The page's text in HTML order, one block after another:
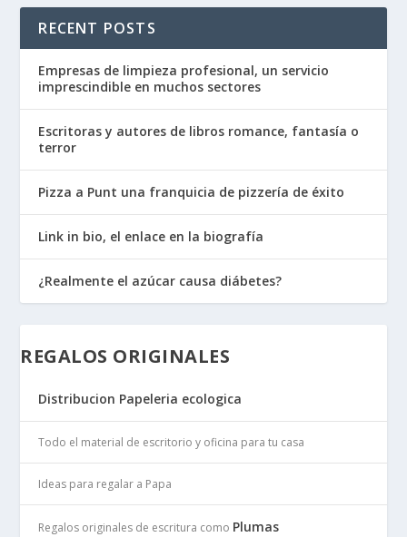
RECENT POSTS
Empresas de limpieza profesional, un servicio
imprescindible en muchos sectores
Escritoras y autores de libros romance, fantasía o
terror
Pizza a Punt una franquicia de pizzería de éxito
Link in bio, el enlace en la biografía
¿Realmente el azúcar causa diábetes?
REGALOS ORIGINALES
Distribucion Papeleria ecologica
Todo el material de escritorio y oficina para tu casa
Ideas para regalar a Papa
Regalos originales de escritura como Plumas